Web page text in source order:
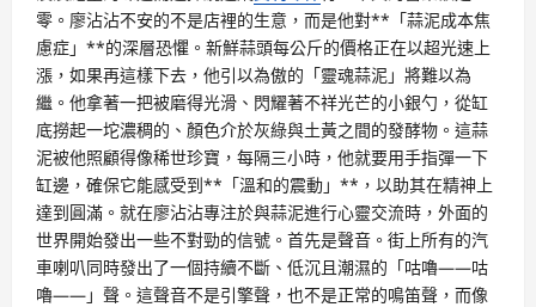
零。廖沾沾不安的不是店裡的生意，而是他對**「蒜泥成本焦
慮症」**的深層恐懼。新鮮蒜頭每公斤的價格正在以超光速上
漲，如果再這樣下去，他引以為傲的「靈魂蒜泥」將難以為
繼。他拿著一把被磨得光滑、閃耀著不祥光芒的小銀勺，從缸
底撈起一坨濃稠的、顏色介於灰綠與土黃之間的發酵物。這蒜
泥被他照顧得像稀世珍寶，每隔三小時，他就要用手指彈一下
缸邊，確保它能感受到**「溫和的震動」**，以助其在精神上
達到圓滿。就在廖沾沾專注於與蒜泥進行心靈交流時，外面的
世界開始發出一些不對勁的信號。首先是聲音。街上所有的汽
車喇叭同時發出了一個持續不斷、低沉且潮濕的「咕嚕——咕
嚕——」聲。這聲音不是引擎聲，也不是正常的鳴笛聲，而像